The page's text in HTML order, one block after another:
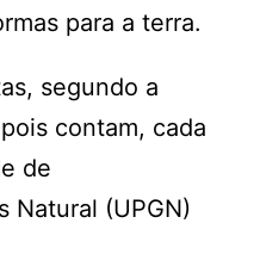
para a terra.
segundo a
contam, cada
de
Natural (UPGN)